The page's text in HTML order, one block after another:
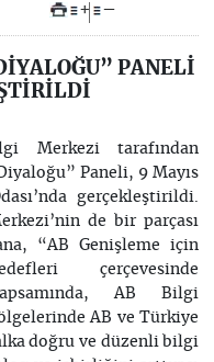
+ –
PANELİ
Merkezi tarafından
Paneli, 9 Mayıs
gerçekleştirildi.
de bir parçası
“AB Genişleme için
çerçevesinde
AB Bilgi
AB ve Türkiye
doğru ve düzenli bilgi